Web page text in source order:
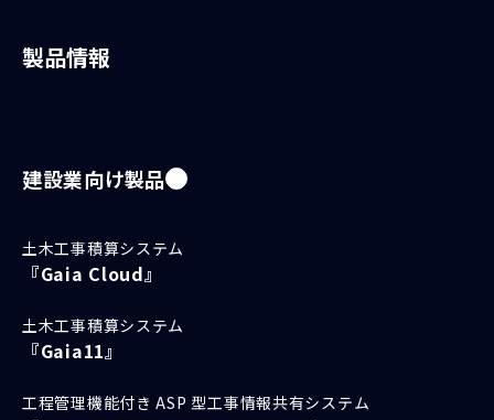
製品情報
建設業向け製品
土木工事積算システム
『Gaia Cloud』
土木工事積算システム
『Gaia11』
工程管理機能付き ASP 型工事情報共有システム